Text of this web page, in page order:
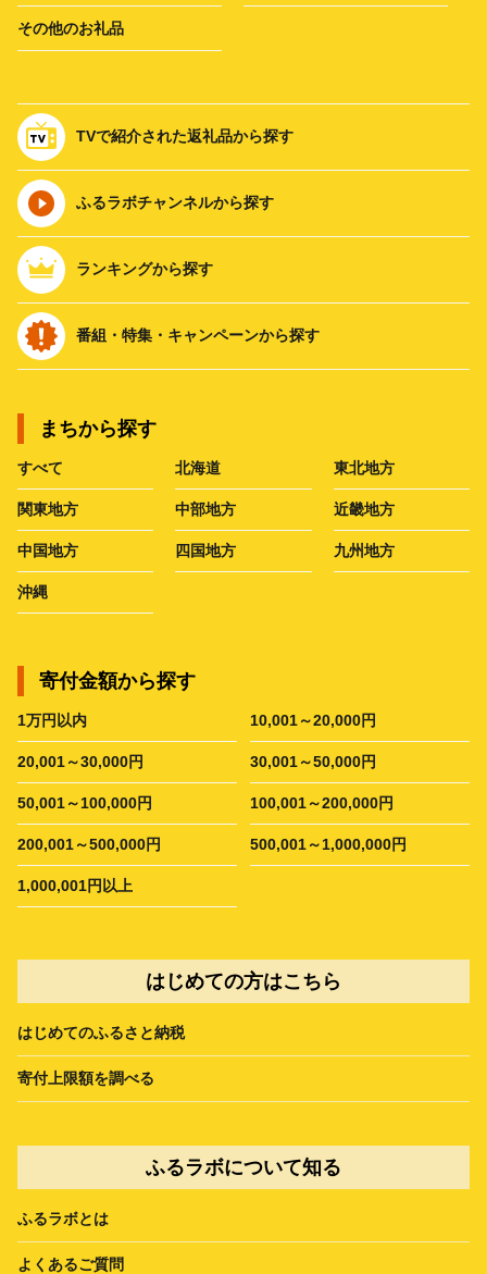
その他のお礼品
TVで紹介された返礼品から探す
ふるラボチャンネルから探す
ランキングから探す
番組・特集・キャンペーンから探す
まちから探す
すべて 北海道 東北地方
関東地方 中部地方 近畿地方
中国地方 四国地方 九州地方
沖縄
寄付金額から探す
1万円以内 10,001～20,000円
20,001～30,000円 30,001～50,000円
50,001～100,000円 100,001～200,000円
200,001～500,000円 500,001～1,000,000円
1,000,001円以上
はじめての方はこちら
はじめてのふるさと納税
寄付上限額を調べる
ふるラボについて知る
ふるラボとは
よくあるご質問